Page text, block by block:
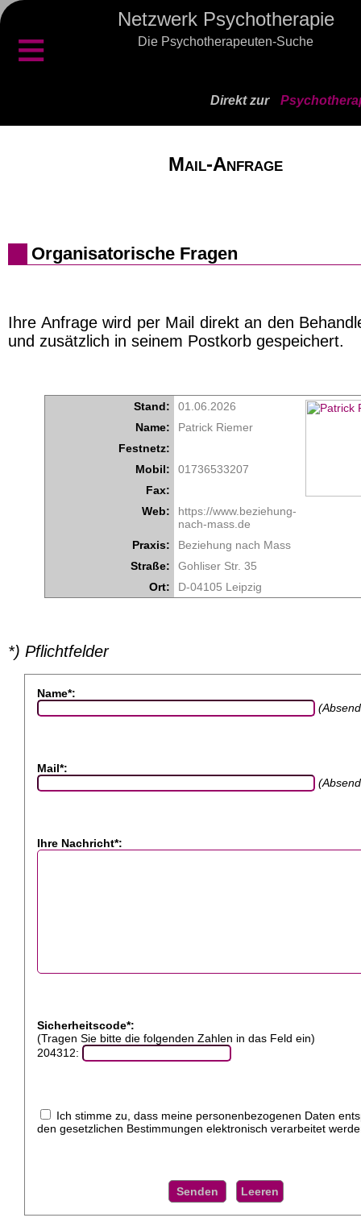
Netzwerk Psychotherapie
Die Psychotherapeuten-Suche
≡
Direkt zur
Mail-Anfrage
Organisatorische Fragen
Ihre Anfrage wird per Mail direkt an den
und zusätzlich in seinem Postkorb gespeichert.
Stand:
01.06.2026
Name:
Patrick Riemer
Festnetz:
Mobil:
01736533207
Fax:
Web:
https://www.beziehung-
nach-mass.de
Praxis:
Beziehung nach Mass
Straße:
Gohliser Str. 35
Ort:
D-04105 Leipzig
*) Pflichtfelder
Name*:
Mail*:
Ihre Nachricht*:
Sicherheitscode*:
(Tragen Sie bitte die folgenden Zahlen in das Feld ein)
204312:
Ich stimme zu, dass meine personenbezogenen Daten
den gesetzlichen Bestimmungen elektronisch verarbeitet